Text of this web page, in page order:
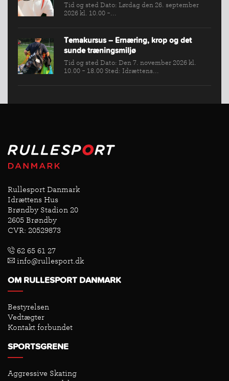
Tid og sted Dato: Lørdag den 26. september
2026 kl. 10.00 -...
Temakursus – Ernæring, krop og det
sunde træningsmiljø
Tid og sted Dato: Den 7. november 2026 kl.
10.00 - 18.00 Sted: Idrættens...
Rullesport Danmark
Idrættens Hus
Brøndby Stadion 20
2605 Brøndby
CVR: 20529873
62 65 61 27
info@rullesport.dk
OM RULLESPORT DANMARK
Bestyrelsen
Vedtægter
Kontakt forbundet
SPORTSGRENE
Aggressive Skating